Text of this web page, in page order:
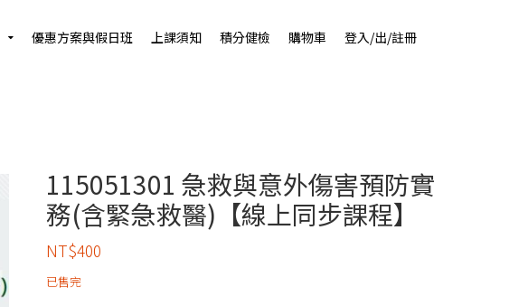
優惠方案與假日班 上課須知 積分健檢 購物車 登入/出/註冊
115051301 急救與意外傷害預防實
務(含緊急救醫)【線上同步課程】
NT$400
已售完